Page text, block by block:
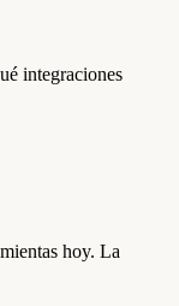
integraciones
hoy. La